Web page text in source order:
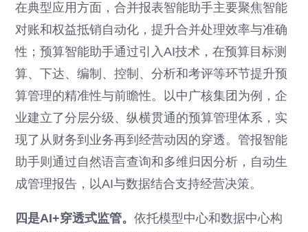
在典型应用方面，合并报表智能助手主要聚焦智能
对账和权益抵销自动化，提升合并处理效率与准确
性；预算智能助手通过引入AI技术，在预算目标测
算、下达、编制、控制、分析和考评等环节提升预
算管理的精准性与前瞻性。以中广核集团为例，企
业建立了分层分级、纵横贯通的预算管理体系，实
现了从财务到业务再到经营动因的穿透。管报智能
助手则通过自然语言查询和多维归因分析，自动生
成管理报告，以AI与数据结合支持经营决策。
四是AI+穿透式监管。依托模型中心和数据中心构